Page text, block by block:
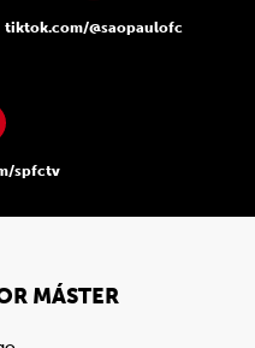
tiktok.com/@saopaulofc
spfctv
MÁSTER